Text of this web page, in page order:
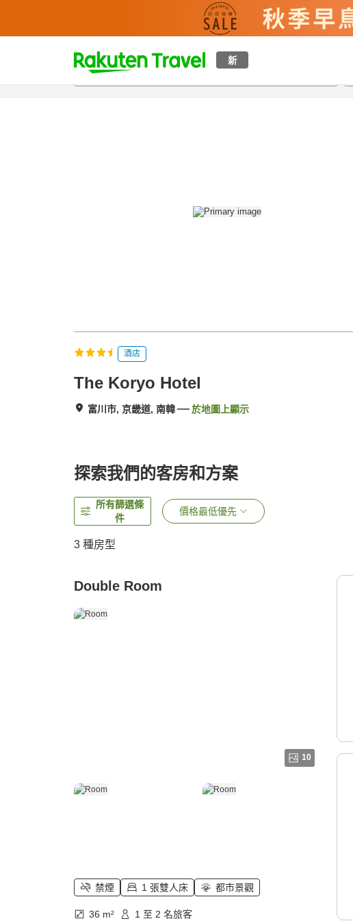
新
t
p
概覽房間及住宿方案 評價設施
酒店
The Koryo Hotel
富川市, 京畿道, 南韓 於地圖上顯示
探索我們的客房和方案
所有篩選條
件
價格最低優先
3 種房型
Double Room
10
禁煙 1 張雙人床 都市景觀
36 m² 1 至 2 名旅客